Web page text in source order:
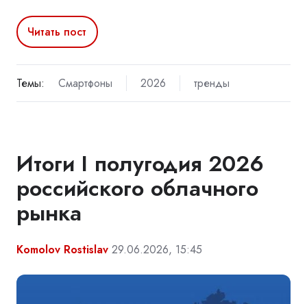
Читать пост
Темы: Смартфоны 2026 тренды
Итоги I полугодия 2026
российского облачного
рынка
Komolov Rostislav 29.06.2026, 15:45